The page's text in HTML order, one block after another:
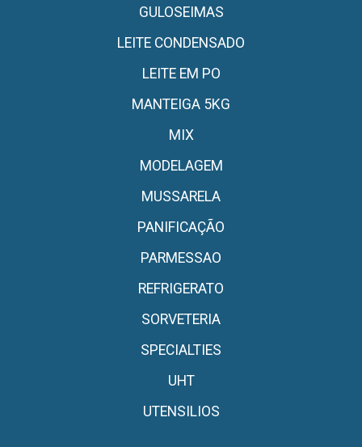
GULOSEIMAS
LEITE CONDENSADO
LEITE EM PO
MANTEIGA 5KG
MIX
MODELAGEM
MUSSARELA
PANIFICAÇÃO
PARMESSAO
REFRIGERATO
SORVETERIA
SPECIALTIES
UHT
UTENSILIOS